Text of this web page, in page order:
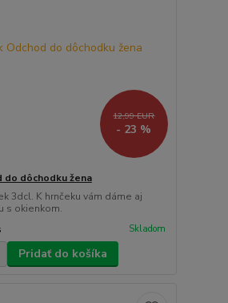
12,99 EUR
- 23 %
do dôchodku žena
3dcl. K hrnčeku vám dáme aj
s okienkom.
Skladom
Pridať do košíka